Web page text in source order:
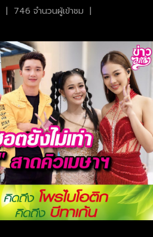
| 746 จำนวนผู้เข้าชม |